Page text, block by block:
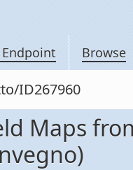
Endpoint Browse
ID267960
Maps